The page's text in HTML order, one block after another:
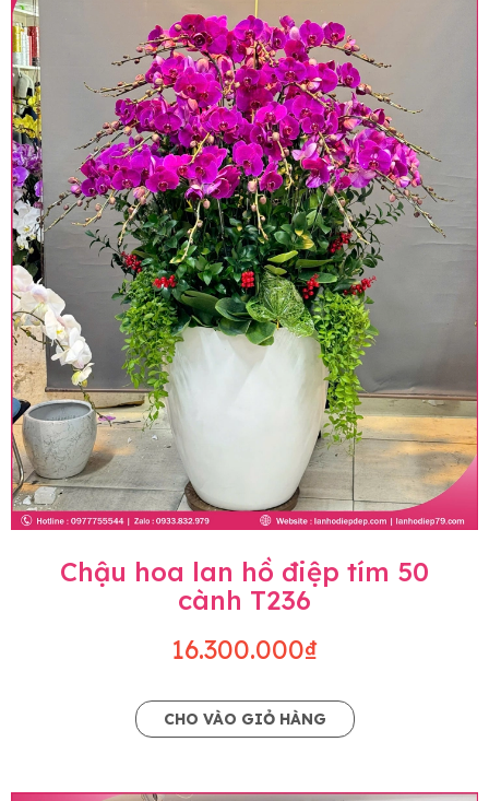
Chậu hoa lan hồ điệp tím 50
cành T236
16.300.000₫
CHO VÀO GIỎ HÀNG